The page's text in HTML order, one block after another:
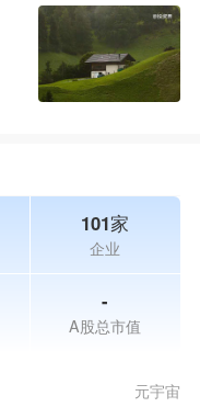
101家
企业
-
A股总市值
元宇宙